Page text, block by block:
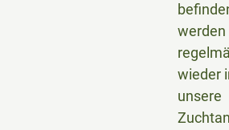
werden
wieder
unsere